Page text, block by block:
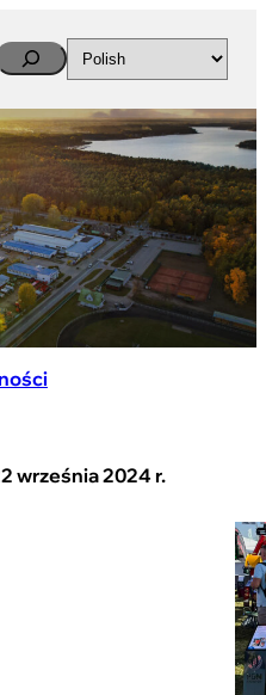
września 2024 r.